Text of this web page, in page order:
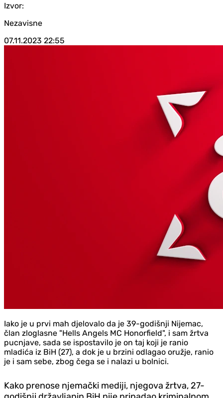
Izvor:
Nezavisne
07.11.2023 22:55
Iako je u prvi mah d‌jelovalo da je 39-godišnji Nijemac,
član zloglasne "Hells Angels MC Honorfield", i sam žrtva
pucnjave, sada se ispostavilo je on taj koji je ranio
mladića iz BiH (27), a dok je u brzini odlagao oružje, ranio
je i sam sebe, zbog čega se i nalazi u bolnici.
Kako prenose njemački mediji, njegova žrtva, 27-